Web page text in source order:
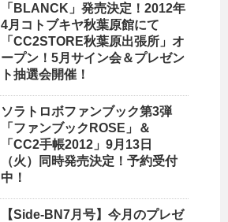
「BLANCK」発売決定！2012年
4月コトブキヤ秋葉原館にて
「CC2STORE秋葉原出張所」オ
ープン！5月サイン会＆プレゼン
ト抽選会開催！
ソラトロボファンブック第3弾
「ファンブックROSE」＆
「CC2手帳2012」9月13日
（火）同時発売決定！予約受付
中！
【Side-BN7月号】今月のプレゼ